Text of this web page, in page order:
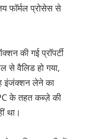
फॉर्मल प्रोसेस से
की गई प्रॉपर्टी
से वैलिड हो गया,
इंजंक्शन लेने का
के तहत कब्ज़े की
था।